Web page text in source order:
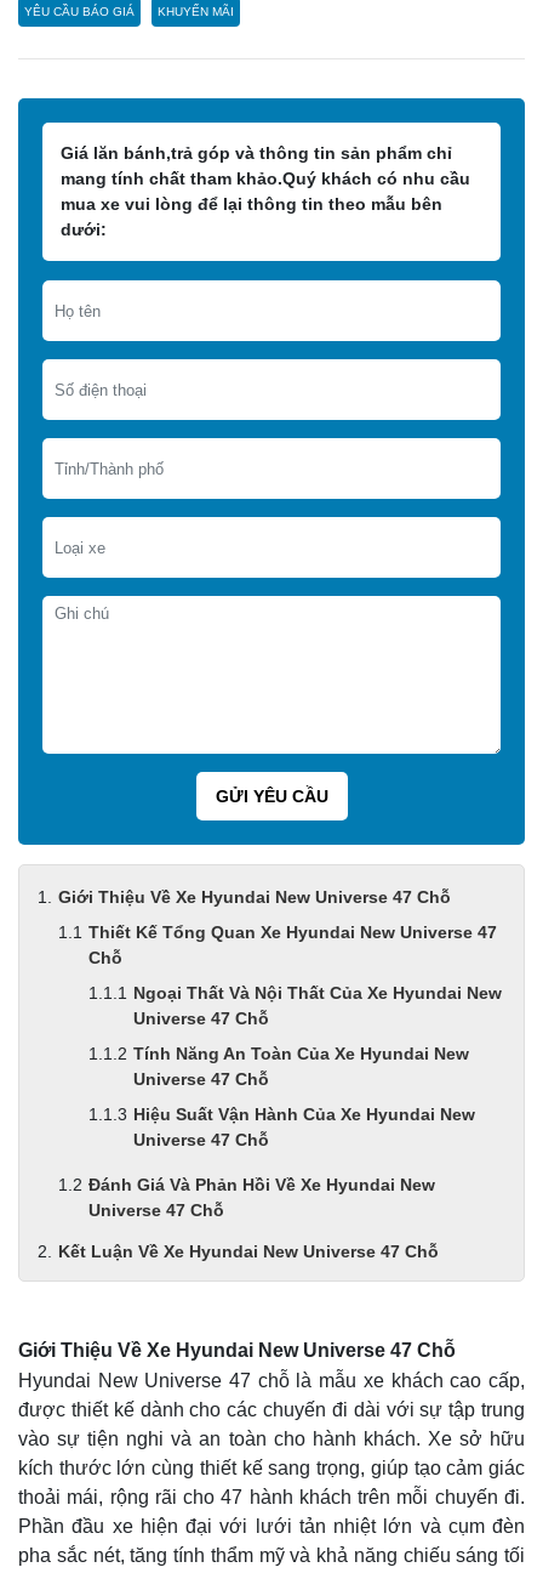
YÊU CẦU BÁO GIÁ KHUYẾN MÃI
Giá lăn bánh,trả góp và thông tin sản phẩm chỉ
mang tính chất tham khảo.Quý khách có nhu cầu
mua xe vui lòng để lại thông tin theo mẫu bên
dưới:
Giới Thiệu Về Xe Hyundai New Universe 47 Chỗ
Thiết Kế Tổng Quan Xe Hyundai New Universe 47
Chỗ
Ngoại Thất Và Nội Thất Của Xe Hyundai New
Universe 47 Chỗ
Tính Năng An Toàn Của Xe Hyundai New
Universe 47 Chỗ
Hiệu Suất Vận Hành Của Xe Hyundai New
Universe 47 Chỗ
Đánh Giá Và Phản Hồi Về Xe Hyundai New
Universe 47 Chỗ
Kết Luận Về Xe Hyundai New Universe 47 Chỗ
Giới Thiệu Về Xe Hyundai New Universe 47 Chỗ
Hyundai New Universe 47 chỗ là mẫu xe khách cao cấp,
được thiết kế dành cho các chuyến đi dài với sự tập trung
vào sự tiện nghi và an toàn cho hành khách. Xe sở hữu
kích thước lớn cùng thiết kế sang trọng, giúp tạo cảm giác
thoải mái, rộng rãi cho 47 hành khách trên mỗi chuyến đi.
Phần đầu xe hiện đại với lưới tản nhiệt lớn và cụm đèn
pha sắc nét, tăng tính thẩm mỹ và khả năng chiếu sáng tối